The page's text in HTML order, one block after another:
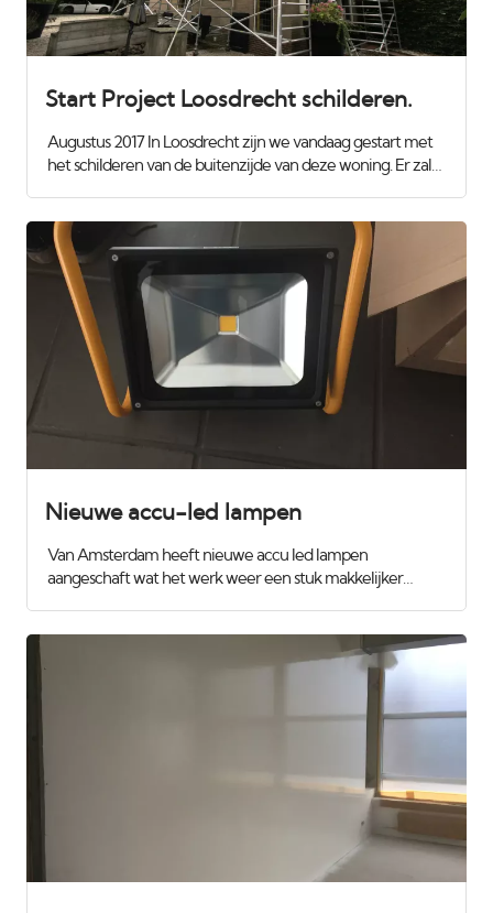
Start Project Loosdrecht schilderen.
Augustus 2017 In Loosdrecht zijn we vandaag gestart met
het schilderen van de buitenzijde van deze woning. Er zal
steigeren zodat we er goed bij kunnen. Voor meer info of
contact kijk eens op onze website :
www.vanamsterdam.com
Nieuwe accu-led lampen
Van Amsterdam heeft nieuwe accu led lampen
aangeschaft wat het werk weer een stuk makkelijker
wordt. Ook tijdens het spuiten loopt er iemand mee met
de lamp zodat we niets missen. Het zijn daglicht lampen
zodat we ook geen verassingen met kleur hebben. Slechts
50 watt dus erg zuinig voor de klant, veilig omdat ze koud